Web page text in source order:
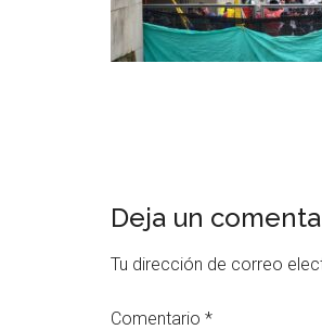
Deja un
Tu dirección de correo
Comentario *